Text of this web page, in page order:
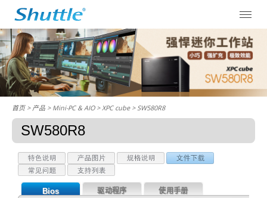
首页> 产品 > Mini-PC & AIO >XPC cube> SW580R8
SW580R8
Bios 驱动程序 使用手册